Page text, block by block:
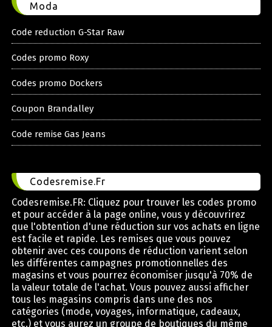
Moda
Code reduction G-Star Raw
Codes promo Roxy
Codes promo Dockers
Coupon Brandalley
Code remise Gas Jeans
Codesremise.Fr
Codesremise.FR: Cliquez pour trouver les codes promo
et pour accéder à la page online, vous y découvrirez
que l'obtention d'une réduction sur vos achats en ligne
est facile et rapide. Les remises que vous pouvez
obtenir avec ces coupons de réduction varient selon
les différentes campagnes promotionnelles des
magasins et vous pourrez économiser jusqu'à 70% de
la valeur totale de l'achat. Vous pouvez aussi afficher
tous les magasins compris dans une des nos
catégories (mode, voyages, informatique, cadeaux,
etc.) et vous aurez un groupe de boutiques du même